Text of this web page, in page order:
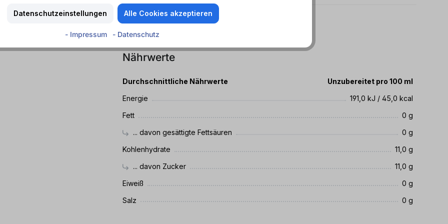
MHD
Nährwerte
Durchschnittliche Nährwerte
Unzubereitet pro 100 ml
Energie
191,0 kJ / 45,0 kcal
Fett
0 g
... davon gesättigte Fettsäuren
0 g
Kohlenhydrate
11,0 g
... davon Zucker
11,0 g
Eiweiß
0 g
Salz
0 g
Datenschutzeinstellungen Alle Cookies akzeptieren
- Impressum - Datenschutz